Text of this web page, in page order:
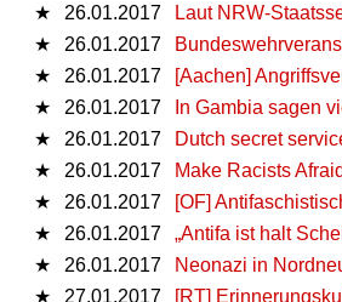
★
26.01.2017
Laut NRW-
★
26.01.2017
★
26.01.2017
[Aachen]
★
26.01.2017
In Gambia sagen
★
26.01.2017
Dutch secret
★
26.01.2017
Make Racists
★
26.01.2017
[OF]
★
26.01.2017
„Antifa ist halt
★
26.01.2017
Neonazi in
★
27.01.2017 [RT]